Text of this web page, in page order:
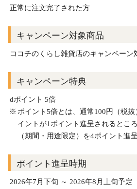
正常に注文完了された方
キャンペーン対象商品
ココチのくらし雑貨店のキャンペーン
キャンペーン特典
dポイント 5倍
ポイント5倍とは、通常100円（税
イントが1ポイント進呈されるとこ
（期間・用途限定）を4ポイント進
ポイント進呈時期
2026年7月下旬 ～ 2026年8月上旬予定